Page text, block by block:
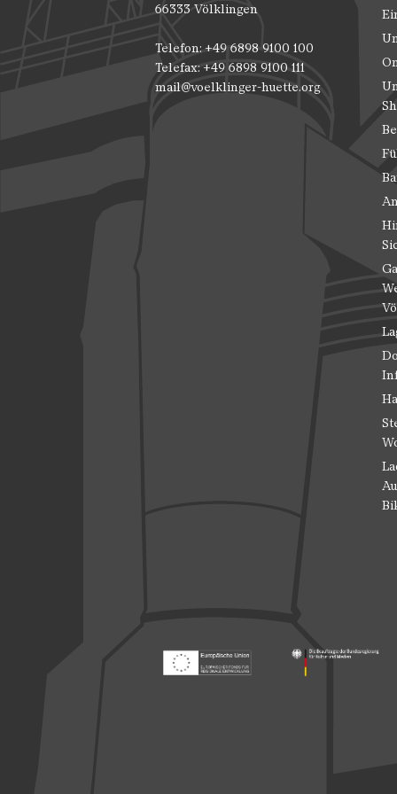
66333 Völklingen
Telefon: +49 6898 9100 100
Telefax: +49 6898 9100 111
mail@voelklinger-huette.org